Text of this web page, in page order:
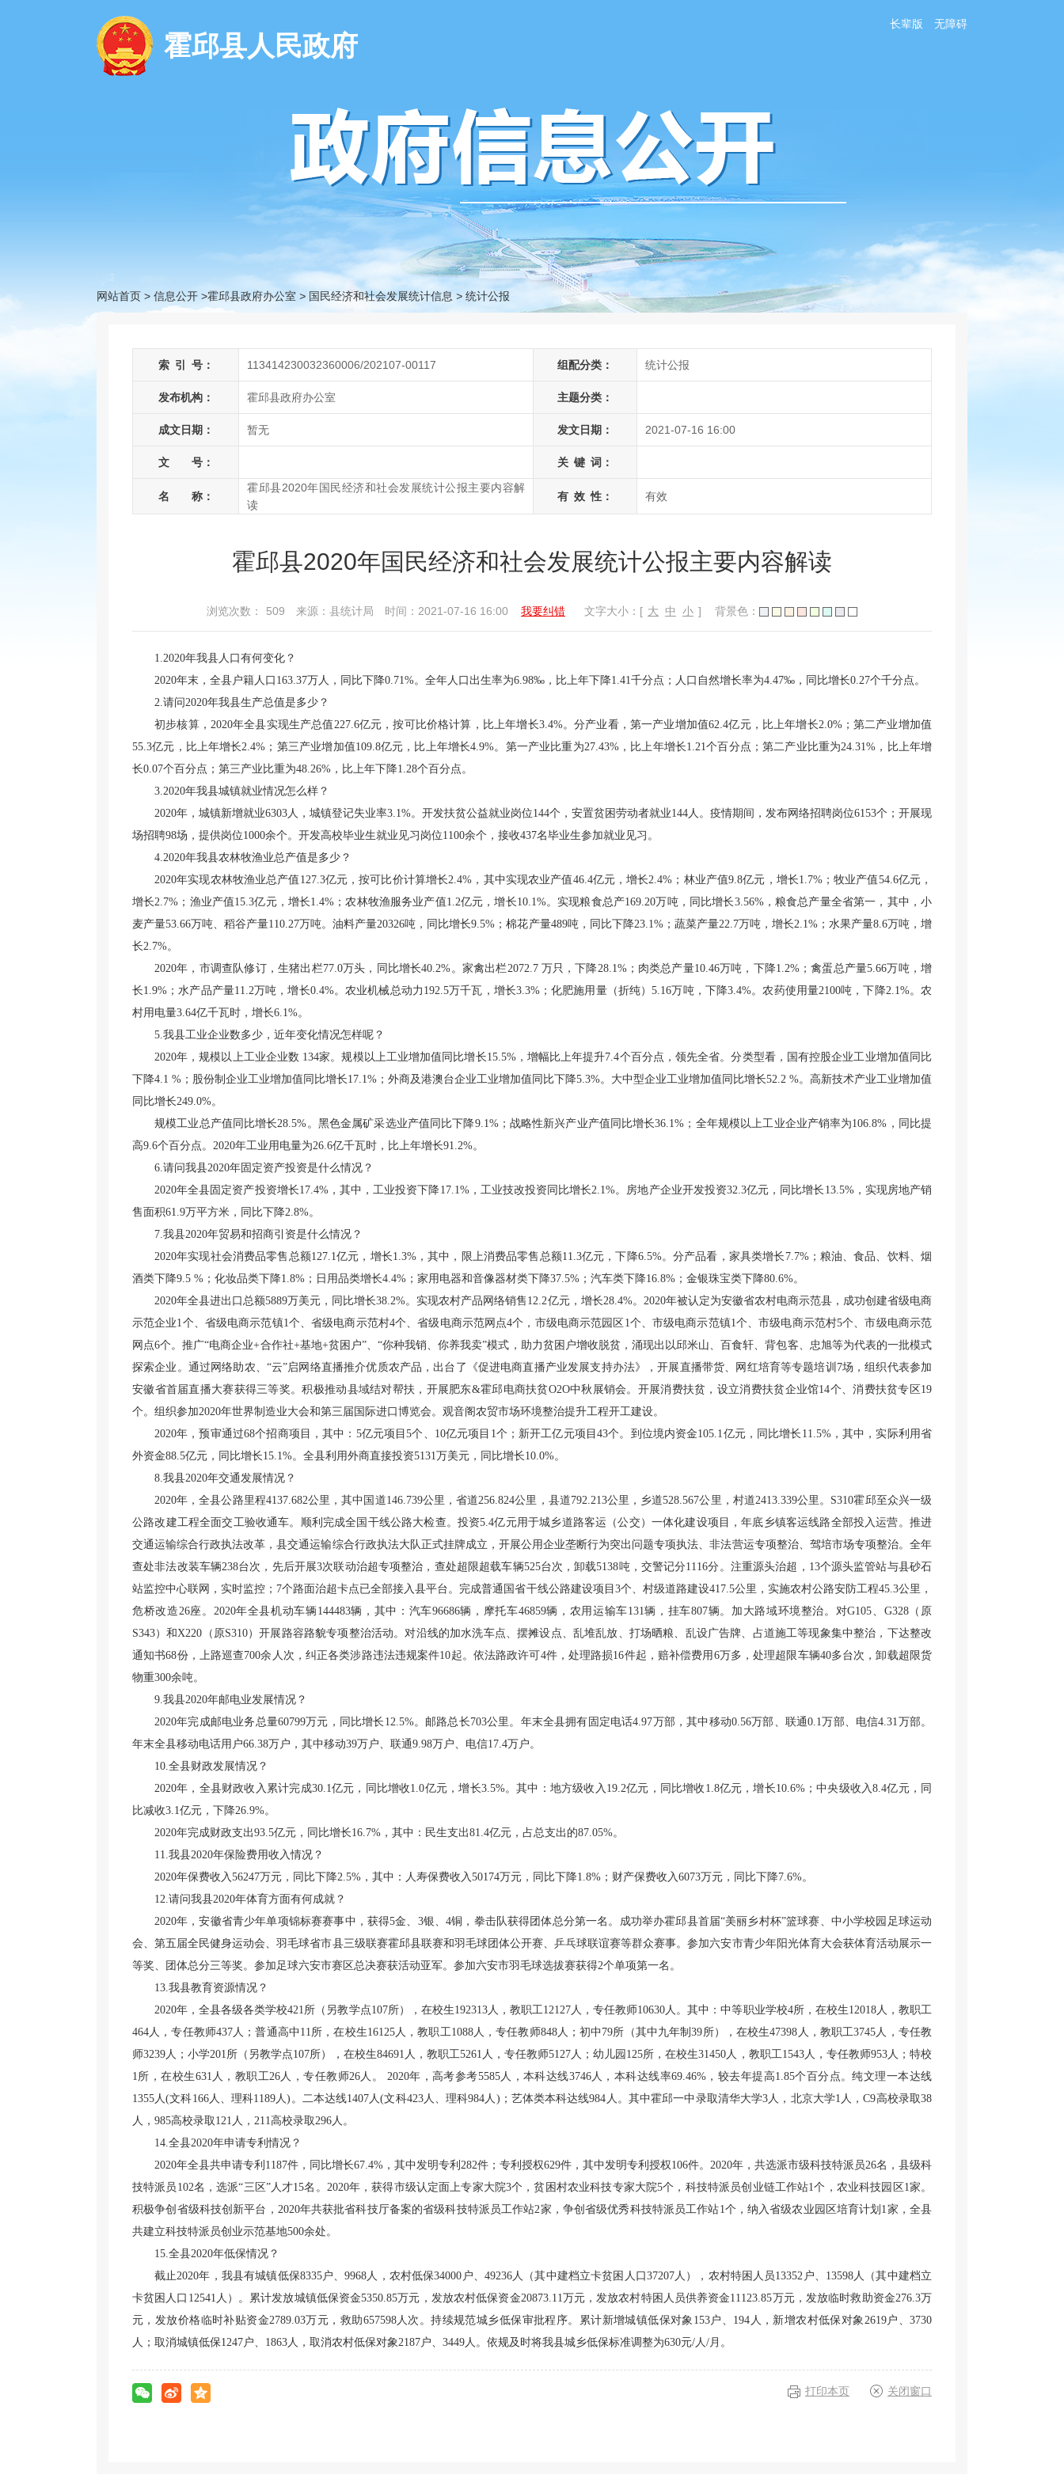
霍邱县人民政府
长辈版 无障碍
网站首页 > 信息公开 >霍邱县政府办公室 > 国民经济和社会发展统计信息 > 统计公报
索 引 号： 113414230032360006/202107-00117 组配分类： 统计公报
发布机构： 霍邱县政府办公室 主题分类：
成文日期： 暂无 发文日期： 2021-07-16 16:00
文 号： 关 键 词：
名 称：
霍邱县2020年国民经济和社会发展统计公报主要内容解
读
有 效 性： 有效
霍邱县2020年国民经济和社会发展统计公报主要内容解读
浏览次数： 509 来源：县统计局 时间：2021-07-16 16:00 我要纠错 文字大小：[ 大 中 小 ] 背景色：
1.2020年我县人口有何变化？
2020年末，全县户籍人口163.37万人，同比下降0.71%。全年人口出生率为6.98‰，比上年下降1.41千分点；人口自然增长率为4.47‰，同比增长0.27个千分点。
2.请问2020年我县生产总值是多少？
初步核算，2020年全县实现生产总值227.6亿元，按可比价格计算，比上年增长3.4%。分产业看，第一产业增加值62.4亿元，比上年增长2.0%；第二产业增加值
55.3亿元，比上年增长2.4%；第三产业增加值109.8亿元，比上年增长4.9%。第一产业比重为27.43%，比上年增长1.21个百分点；第二产业比重为24.31%，比上年增
长0.07个百分点；第三产业比重为48.26%，比上年下降1.28个百分点。
3.2020年我县城镇就业情况怎么样？
2020年，城镇新增就业6303人，城镇登记失业率3.1%。开发扶贫公益就业岗位144个，安置贫困劳动者就业144人。疫情期间，发布网络招聘岗位6153个；开展现
场招聘98场，提供岗位1000余个。开发高校毕业生就业见习岗位1100余个，接收437名毕业生参加就业见习。
4.2020年我县农林牧渔业总产值是多少？
2020年实现农林牧渔业总产值127.3亿元，按可比价计算增长2.4%，其中实现农业产值46.4亿元，增长2.4%；林业产值9.8亿元，增长1.7%；牧业产值54.6亿元，
增长2.7%；渔业产值15.3亿元，增长1.4%；农林牧渔服务业产值1.2亿元，增长10.1%。实现粮食总产169.20万吨，同比增长3.56%，粮食总产量全省第一，其中，小
麦产量53.66万吨、稻谷产量110.27万吨。油料产量20326吨，同比增长9.5%；棉花产量489吨，同比下降23.1%；蔬菜产量22.7万吨，增长2.1%；水果产量8.6万吨，增
长2.7%。
2020年，市调查队修订，生猪出栏77.0万头，同比增长40.2%。家禽出栏2072.7 万只，下降28.1%；肉类总产量10.46万吨，下降1.2%；禽蛋总产量5.66万吨，增
长1.9%；水产品产量11.2万吨，增长0.4%。农业机械总动力192.5万千瓦，增长3.3%；化肥施用量（折纯）5.16万吨，下降3.4%。农药使用量2100吨，下降2.1%。农
村用电量3.64亿千瓦时，增长6.1%。
5.我县工业企业数多少，近年变化情况怎样呢？
2020年，规模以上工业企业数 134家。规模以上工业增加值同比增长15.5%，增幅比上年提升7.4个百分点，领先全省。分类型看，国有控股企业工业增加值同比
下降4.1 %；股份制企业工业增加值同比增长17.1%；外商及港澳台企业工业增加值同比下降5.3%。大中型企业工业增加值同比增长52.2 %。高新技术产业工业增加值
同比增长249.0%。
规模工业总产值同比增长28.5%。黑色金属矿采选业产值同比下降9.1%；战略性新兴产业产值同比增长36.1%；全年规模以上工业企业产销率为106.8%，同比提
高9.6个百分点。2020年工业用电量为26.6亿千瓦时，比上年增长91.2%。
6.请问我县2020年固定资产投资是什么情况？
2020年全县固定资产投资增长17.4%，其中，工业投资下降17.1%，工业技改投资同比增长2.1%。房地产企业开发投资32.3亿元，同比增长13.5%，实现房地产销
售面积61.9万平方米，同比下降2.8%。
7.我县2020年贸易和招商引资是什么情况？
2020年实现社会消费品零售总额127.1亿元，增长1.3%，其中，限上消费品零售总额11.3亿元，下降6.5%。分产品看，家具类增长7.7%；粮油、食品、饮料、烟
酒类下降9.5 %；化妆品类下降1.8%；日用品类增长4.4%；家用电器和音像器材类下降37.5%；汽车类下降16.8%；金银珠宝类下降80.6%。
2020年全县进出口总额5889万美元，同比增长38.2%。实现农村产品网络销售12.2亿元，增长28.4%。2020年被认定为安徽省农村电商示范县，成功创建省级电商
示范企业1个、省级电商示范镇1个、省级电商示范村4个、省级电商示范网点4个，市级电商示范园区1个、市级电商示范镇1个、市级电商示范村5个、市级电商示范
网点6个。推广“电商企业+合作社+基地+贫困户”、“你种我销、你养我卖”模式，助力贫困户增收脱贫，涌现出以邱米山、百食轩、背包客、忠旭等为代表的一批模式
探索企业。通过网络助农、“云”启网络直播推介优质农产品，出台了《促进电商直播产业发展支持办法》，开展直播带货、网红培育等专题培训7场，组织代表参加
安徽省首届直播大赛获得三等奖。积极推动县域结对帮扶，开展肥东&霍邱电商扶贫O2O中秋展销会。开展消费扶贫，设立消费扶贫企业馆14个、消费扶贫专区19
个。组织参加2020年世界制造业大会和第三届国际进口博览会。观音阁农贸市场环境整治提升工程开工建设。
2020年，预审通过68个招商项目，其中：5亿元项目5个、10亿元项目1个；新开工亿元项目43个。到位境内资金105.1亿元，同比增长11.5%，其中，实际利用省
外资金88.5亿元，同比增长15.1%。全县利用外商直接投资5131万美元，同比增长10.0%。
8.我县2020年交通发展情况？
2020年，全县公路里程4137.682公里，其中国道146.739公里，省道256.824公里，县道792.213公里，乡道528.567公里，村道2413.339公里。S310霍邱至众兴一级
公路改建工程全面交工验收通车。顺利完成全国干线公路大检查。投资5.4亿元用于城乡道路客运（公交）一体化建设项目，年底乡镇客运线路全部投入运营。推进
交通运输综合行政执法改革，县交通运输综合行政执法大队正式挂牌成立，开展公用企业垄断行为突出问题专项执法、非法营运专项整治、驾培市场专项整治。全年
查处非法改装车辆238台次，先后开展3次联动治超专项整治，查处超限超载车辆525台次，卸载5138吨，交警记分1116分。注重源头治超，13个源头监管站与县砂石
站监控中心联网，实时监控；7个路面治超卡点已全部接入县平台。完成普通国省干线公路建设项目3个、村级道路建设417.5公里，实施农村公路安防工程45.3公里，
危桥改造26座。2020年全县机动车辆144483辆，其中：汽车96686辆，摩托车46859辆，农用运输车131辆，挂车807辆。加大路域环境整治。对G105、G328（原
S343）和X220（原S310）开展路容路貌专项整治活动。对沿线的加水洗车点、摆摊设点、乱堆乱放、打场晒粮、乱设广告牌、占道施工等现象集中整治，下达整改
通知书68份，上路巡查700余人次，纠正各类涉路违法违规案件10起。依法路政许可4件，处理路损16件起，赔补偿费用6万多，处理超限车辆40多台次，卸载超限货
物重300余吨。
9.我县2020年邮电业发展情况？
2020年完成邮电业务总量60799万元，同比增长12.5%。邮路总长703公里。年末全县拥有固定电话4.97万部，其中移动0.56万部、联通0.1万部、电信4.31万部。
年末全县移动电话用户66.38万户，其中移动39万户、联通9.98万户、电信17.4万户。
10.全县财政发展情况？
2020年，全县财政收入累计完成30.1亿元，同比增收1.0亿元，增长3.5%。其中：地方级收入19.2亿元，同比增收1.8亿元，增长10.6%；中央级收入8.4亿元，同
比减收3.1亿元，下降26.9%。
2020年完成财政支出93.5亿元，同比增长16.7%，其中：民生支出81.4亿元，占总支出的87.05%。
11.我县2020年保险费用收入情况？
2020年保费收入56247万元，同比下降2.5%，其中：人寿保费收入50174万元，同比下降1.8%；财产保费收入6073万元，同比下降7.6%。
12.请问我县2020年体育方面有何成就？
2020年，安徽省青少年单项锦标赛赛事中，获得5金、3银、4铜，拳击队获得团体总分第一名。成功举办霍邱县首届“美丽乡村杯”篮球赛、中小学校园足球运动
会、第五届全民健身运动会、羽毛球省市县三级联赛霍邱县联赛和羽毛球团体公开赛、乒乓球联谊赛等群众赛事。参加六安市青少年阳光体育大会获体育活动展示一
等奖、团体总分三等奖。参加足球六安市赛区总决赛获活动亚军。参加六安市羽毛球选拔赛获得2个单项第一名。
13.我县教育资源情况？
2020年，全县各级各类学校421所（另教学点107所），在校生192313人，教职工12127人，专任教师10630人。其中：中等职业学校4所，在校生12018人，教职工
464人，专任教师437人；普通高中11所，在校生16125人，教职工1088人，专任教师848人；初中79所（其中九年制39所），在校生47398人，教职工3745人，专任教
师3239人；小学201所（另教学点107所），在校生84691人，教职工5261人，专任教师5127人；幼儿园125所，在校生31450人，教职工1543人，专任教师953人；特校
1所，在校生631人，教职工26人，专任教师26人。 2020年，高考参考5585人，本科达线3746人，本科达线率69.46%，较去年提高1.85个百分点。纯文理一本达线
1355人(文科166人、理科1189人)。二本达线1407人(文科423人、理科984人)；艺体类本科达线984人。其中霍邱一中录取清华大学3人，北京大学1人，C9高校录取38
人，985高校录取121人，211高校录取296人。
14.全县2020年申请专利情况？
2020年全县共申请专利1187件，同比增长67.4%，其中发明专利282件；专利授权629件，其中发明专利授权106件。2020年，共选派市级科技特派员26名，县级科
技特派员102名，选派“三区”人才15名。2020年，获得市级认定面上专家大院3个，贫困村农业科技专家大院5个，科技特派员创业链工作站1个，农业科技园区1家。
积极争创省级科技创新平台，2020年共获批省科技厅备案的省级科技特派员工作站2家，争创省级优秀科技特派员工作站1个，纳入省级农业园区培育计划1家，全县
共建立科技特派员创业示范基地500余处。
15.全县2020年低保情况？
截止2020年，我县有城镇低保8335户、9968人，农村低保34000户、49236人（其中建档立卡贫困人口37207人），农村特困人员13352户、13598人（其中建档立
卡贫困人口12541人）。累计发放城镇低保资金5350.85万元，发放农村低保资金20873.11万元，发放农村特困人员供养资金11123.85万元，发放临时救助资金276.3万
元，发放价格临时补贴资金2789.03万元，救助657598人次。持续规范城乡低保审批程序。累计新增城镇低保对象153户、194人，新增农村低保对象2619户、3730
人；取消城镇低保1247户、1863人，取消农村低保对象2187户、3449人。依规及时将我县城乡低保标准调整为630元/人/月。
打印本页 关闭窗口